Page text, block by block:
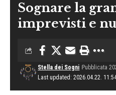
Sognare la
imprevisti e
Last updated: 2026.04.22.
Stella dei Sogni Pubblicata